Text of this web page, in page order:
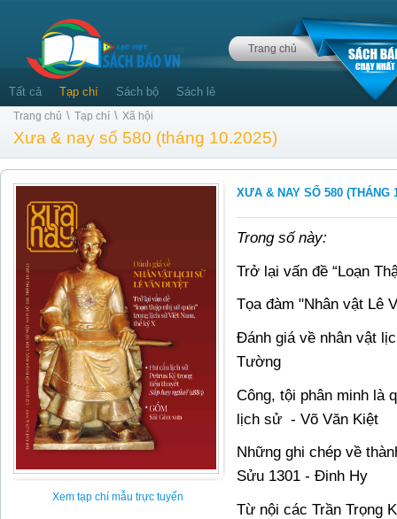
Trang chủ
Tất cả Tạp chí Sách bộ Sách lẻ
Trang chủ \ Tạp chí \ Xã hội
Xưa & nay số 580 (tháng 10.2025)
Xem tạp chí mẫu trực tuyến
XƯA & NAY SỐ 580 (THÁNG
Trong số này:
Trở lại vấn đề “Loạn
Tọa đàm "Nhân vật Lê
Đánh giá về nhân vật
Tường
Công, tội phân minh là
lịch sử - Võ Văn Kiệt
Những ghi chép về
Sửu 1301 - Đinh Hy
Từ nội các Trần Trọng